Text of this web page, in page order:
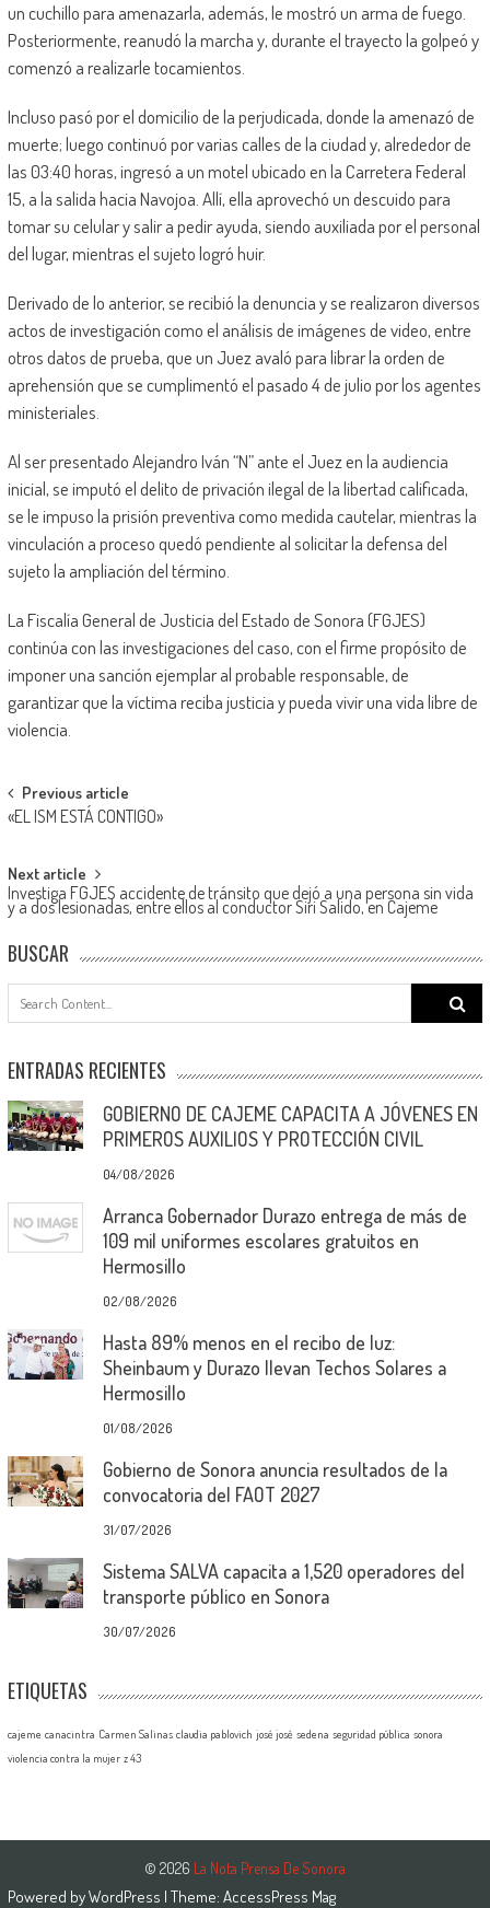
un cuchillo para amenazarla, además, le mostró un arma de fuego.
Posteriormente, reanudó la marcha y, durante el trayecto la golpeó y
comenzó a realizarle tocamientos.
Incluso pasó por el domicilio de la perjudicada, donde la amenazó de
muerte; luego continuó por varias calles de la ciudad y, alrededor de
las 03:40 horas, ingresó a un motel ubicado en la Carretera Federal
15, a la salida hacia Navojoa. Allí, ella aprovechó un descuido para
tomar su celular y salir a pedir ayuda, siendo auxiliada por el personal
del lugar, mientras el sujeto logró huir.
Derivado de lo anterior, se recibió la denuncia y se realizaron diversos
actos de investigación como el análisis de imágenes de video, entre
otros datos de prueba, que un Juez avaló para librar la orden de
aprehensión que se cumplimentó el pasado 4 de julio por los agentes
ministeriales.
Al ser presentado Alejandro Iván “N” ante el Juez en la audiencia
inicial, se imputó el delito de privación ilegal de la libertad calificada,
se le impuso la prisión preventiva como medida cautelar, mientras la
vinculación a proceso quedó pendiente al solicitar la defensa del
sujeto la ampliación del término.
La Fiscalía General de Justicia del Estado de Sonora (FGJES)
continúa con las investigaciones del caso, con el firme propósito de
imponer una sanción ejemplar al probable responsable, de
garantizar que la víctima reciba justicia y pueda vivir una vida libre de
violencia.
Post
navigation
Previous article
«EL ISM ESTÁ CONTIGO»
Next article
Investiga FGJES accidente de tránsito que dejó a una persona sin vida
y a dos lesionadas, entre ellos al conductor Siri Salido, en Cajeme
BUSCAR
Search
for:
ENTRADAS RECIENTES
GOBIERNO DE CAJEME CAPACITA A JÓVENES EN
PRIMEROS AUXILIOS Y PROTECCIÓN CIVIL
04/08/2026
Arranca Gobernador Durazo entrega de más de
109 mil uniformes escolares gratuitos en
Hermosillo
02/08/2026
Hasta 89% menos en el recibo de luz:
Sheinbaum y Durazo llevan Techos Solares a
Hermosillo
01/08/2026
Gobierno de Sonora anuncia resultados de la
convocatoria del FAOT 2027
31/07/2026
Sistema SALVA capacita a 1,520 operadores del
transporte público en Sonora
30/07/2026
ETIQUETAS
cajeme canacintra Carmen Salinas claudia pablovich josé josé sedena seguridad pública sonora
violencia contra la mujer z 43
© 2026 La Nota Prensa De Sonora
Powered byWordPress | Theme: AccessPress Mag